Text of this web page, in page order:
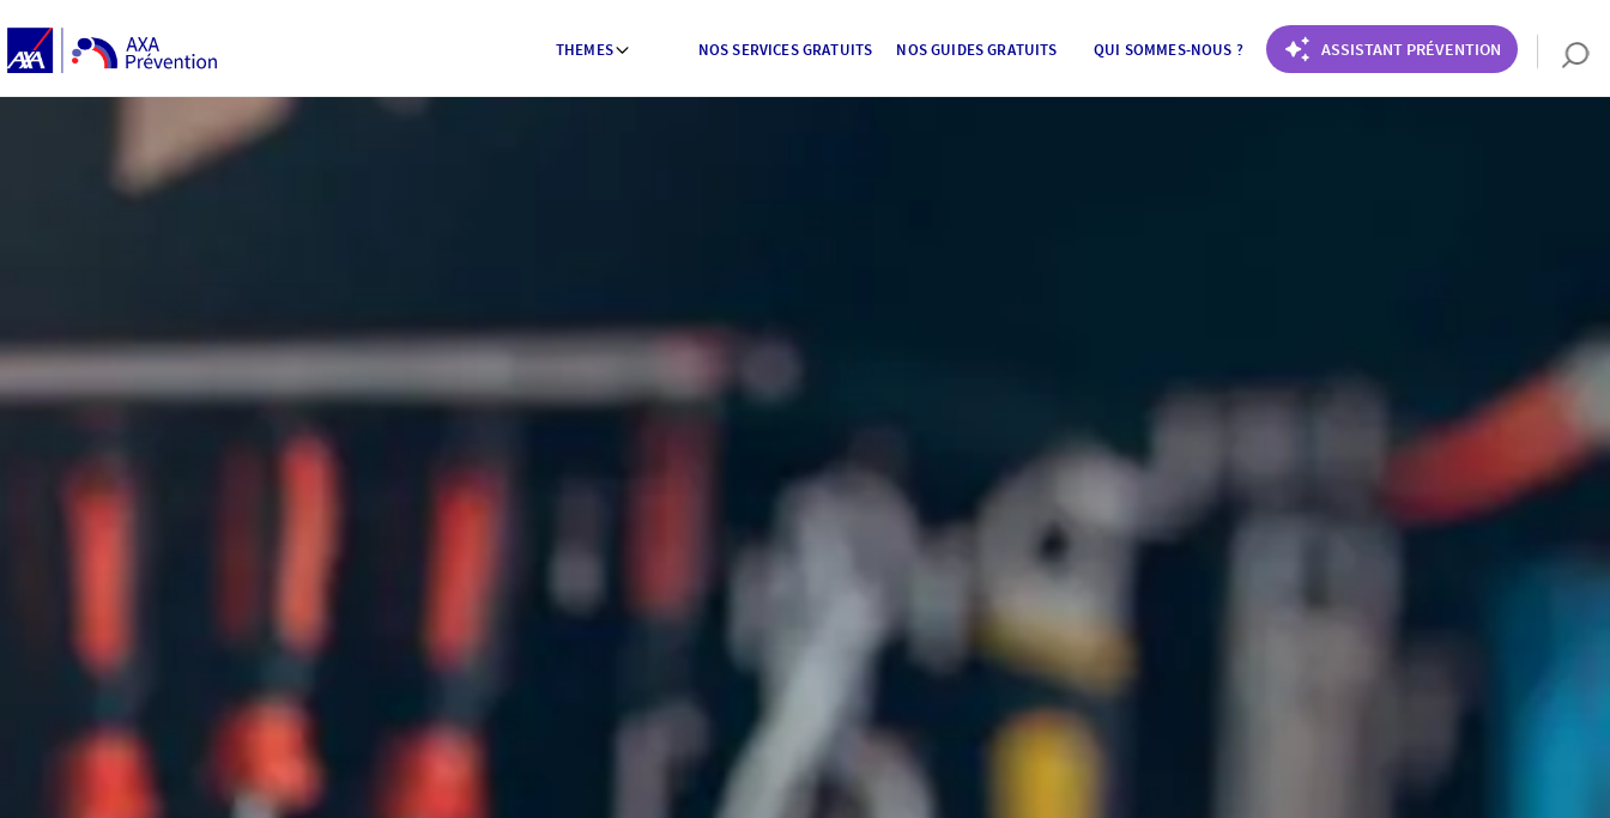
THEMES NOS SERVICES GRATUITS NOS GUIDES GRATUITS QUI SOMMES-NOUS ? ASSISTANT PRÉVENTION